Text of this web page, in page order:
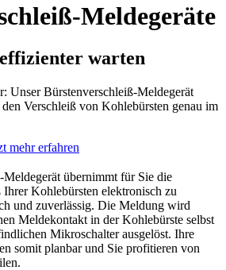
Meldegeräte
warten
Unser Bürstenverschleiß-Meldegerät
Verschleiß von Kohlebürsten genau im
mehr erfahren
übernimmt für Sie die
Kohlebürsten elektronisch zu
und zuverlässig. Die Meldung wird
Meldekontakt in der Kohlebürste selbst
Mikroschalter ausgelöst. Ihre
somit planbar und Sie profitieren von